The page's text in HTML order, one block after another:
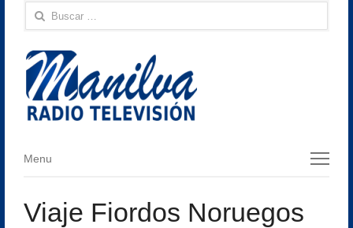
Buscar:
Menu
Menu
Viaje Fiordos Noruegos